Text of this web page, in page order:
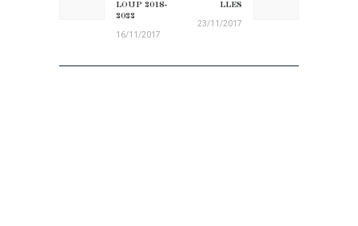
LOUP 2018-
2022
16/11/2017
LLES
23/11/2017